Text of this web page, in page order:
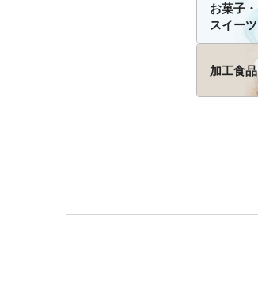
お菓子・
スイーツ
加工食品